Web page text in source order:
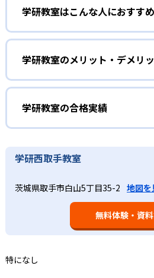
3歳から高校生まで「無学
学研教室は、0･1･2歳から高校生
解度を最優先して学習を進める「
いることが特徴だ。この「無学年
のペースで学習することができる
わからないところをしっかり学習
はどんどん先取り学習を進めたり
02
生徒それぞれに最適化され
学研教室の個別指導では、生徒一
しっかり把握した上で学習の出発
された学習計画を設計する。また
教材を提供すると共に、適切なア
つレベルアップするスモールステ
している。
学研教室はこんな人におすすめ
勉強全体の底力を上
学研教室は、生徒の「わかった！
導を行っている。無理なく学習を
方式」を採用しており、わからな
知識の量などで測りやすい「見え
に向いている。
算数（数学）と国語の基
学研教室では、算数（数学）と国
なるものと考え、その指導を重視
では筋道を立てて考える力の育成
の土台となる「読む力」「書く力
家庭学習で学習させている。その
語の基礎力を上げたい人に向いてい
学研教室のメリット・デメリ
学研教室の合格実績
学研教室の合格実績は、公式サイ
い。
学研西取手教室
茨城県取手市白山5丁目35-2 地図を
無料体験・資
特になし